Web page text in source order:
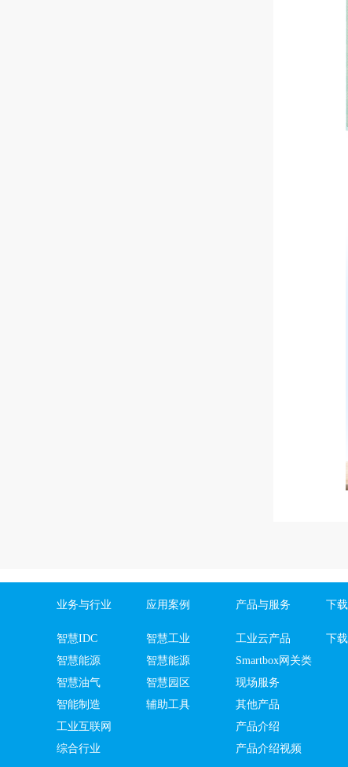
业务与行业
智慧IDC
智慧能源
智慧油气
智能制造
工业互联网
综合行业
应用案例
智慧工业
智慧能源
智慧园区
辅助工具
产品与服务
工业云产品
Smartbox网关类
现场服务
其他产品
产品介绍
产品介绍视频
下
下